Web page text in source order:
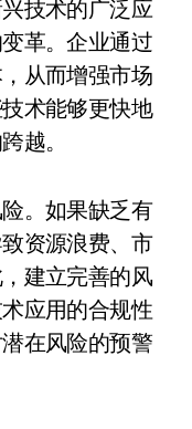
技术的广泛应
革。企业通过
从而增强市场
术能够更快地
越。
。如果缺乏有
资源浪费、市
建立完善的风
应用的合规性
在风险的预警